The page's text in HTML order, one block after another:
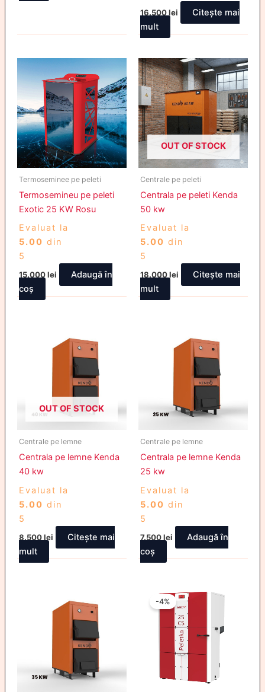
16.500lei
Citește mai
mult
Termoseminee pe peleti
Termosemineu pe peleti
Exotic 25 KW Rosu
Evaluat la
5.00 din
5
15.000lei
Adaugă în
coș
OUT OF STOCK
Centrale pe peleti
Centrala pe peleti Kenda
50 kw
Evaluat la
5.00 din
5
18.000lei
Citește mai
mult
OUT OF STOCK
Centrale pe lemne
Centrala pe lemne Kenda
40 kw
Evaluat la
5.00 din
5
8.500lei
Citește mai
mult
Centrale pe lemne
Centrala pe lemne Kenda
25 kw
Evaluat la
5.00 din
5
7.500lei
Adaugă în
coș
-4%
inițial
a
fost:
25.000 lei.
curent